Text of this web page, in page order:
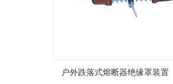
户外跌落式熔断器绝缘罩装置